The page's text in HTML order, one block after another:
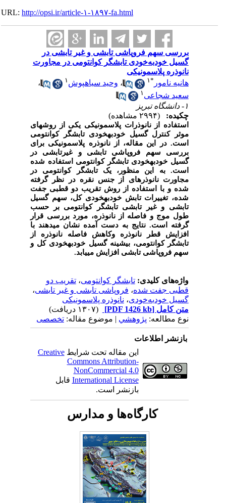
URL:http://opsi.ir/article-۱-۱۸۹۷-fa.html
بررسی سهم فروپاشی تابشی و غیر تابشی در
گسیل خود‌‌‌‌‌‌‌‌‌‌‌‌‌‌‌‌‌‌‌‌به‌‌‌‌‌‌‌‌‌‌‌خودی تابشگر کوانتومی در مجاورت
نانوذره پلاسمونیکی
هانیه نامور
۱ ،وحید سیاهپوش۱
،
سعید شجاعی
چکیده:
استفاده از نانوذرات پلاسمونیکی یکی از روش‏های
موثر کنترل گسیل خودبه‏خودی تابشگر کوانتومی
است. در این مقاله، از نانوذره پلاسمونیکی برای
بررسی سهم فروپاشی تابشی و غیرتابشی در
گسیل خودبه‏خودی تابشگر کوانتومی استفاده شده
است. به این منظور، یک تابشگر کوانتومی در
مجاورت نانوذره‏ای از جنس نقره در نظر گرفته
شده و با استفاده از روش تقریب دو قطبی جفت
شده، تغییرات تابش خودبه‏خودی کل، سهم گسیل
تابشی و غیر تابشی تابشگر کوانتومی بر حسب
طول موج و فاصله از نانوذره، مورد بررسی قرار
گرفته است. نتایج به دست آمده نشان می‏دهند با
افزایش قطر نانوذره وکاهش فاصله نانوذره از
تابشگر کوانتومی، بیشینه گسیل خودبه‏خودی کل و
سهم فروپاشی تابشی افزایش می‏یابد.
واژه‌های کلیدی:تابشگر کوانتومی،تقریب دو
قطبی جفت شده،فروپاشی تابشی و غیر تابشی،
گسیل خودبه‌خودی،نانوذره پلاسمونیکی
متن کامل[PDF 1426 kb]
نوع مطالعه:پژوهشي| موضوع مقاله:تخصصی
بازنشر اطلاعات
این مقاله تحت شرایطCreative
Commons Attribution-
NonCommercial 4.0
International Licenseقابل
بازنشر است.
کارگاه‌ها و مدارس